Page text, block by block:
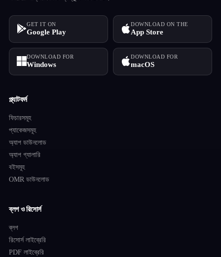
GET IT ON
Google Play
DOWNLOAD ON THE
App Store
DOWNLOAD FOR
Windows
DOWNLOAD FOR
macOS
প্ল্যাটফর্ম
ফিচারসমূহ
প্যাকেজসমূহ
অ্যাপ ডাউনলোড
অ্যাপ গ্যালারি
বইসমূহ
OMR ডাউনলোড
ব্লগ ও রিসোর্স
ব্লগ
রিসোর্স লাইব্রেরি
PDF লাইব্রেরি